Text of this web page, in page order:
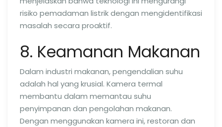
risiko pemadaman listrik dengan mengidentifikasi
masalah secara proaktif.
8. Keamanan Makanan
Dalam industri makanan, pengendalian suhu
adalah hal yang krusial. Kamera termal
membantu dalam memantau suhu
penyimpanan dan pengolahan makanan.
Dengan menggunakan kamera ini, restoran dan